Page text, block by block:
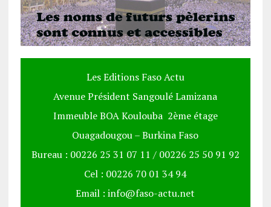
Les Editions Faso Actu
Avenue Président Sangoulé Lamizana
Immeuble BOA Koulouba 2ème étage
Ouagadougou – Burkina Faso
Bureau : 00226 25 31 07 11 / 00226 25 50 91 92
Cel : 00226 70 01 34 94
Email : info@faso-actu.net